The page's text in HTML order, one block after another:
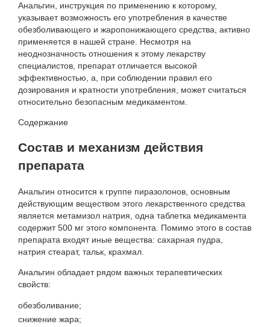
Анальгин, инструкция по применению к которому,
указывает возможность его употребления в качестве
обезболивающего и жаропонижающего средства, активно
применяется в нашей стране. Несмотря на
неоднозначность отношения к этому лекарству
специалистов, препарат отличается высокой
эффективностью, а, при соблюдении правил его
дозирования и кратности употребления, может считаться
относительно безопасным медикаментом.
Содержание
Состав и механизм действия
препарата
Анальгин относится к группе пиразолонов, основным
действующим веществом этого лекарственного средства
является метамизол натрия, одна таблетка медикамента
содержит 500 мг этого компонента. Помимо этого в состав
препарата входят иные вещества: сахарная пудра,
натрия стеарат, тальк, крахмал.
Анальгин обладает рядом важных терапевтических
свойств:
обезболивание;
снижение жара;